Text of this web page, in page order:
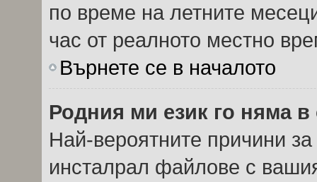
по време на летните
час от реалното местно
Върнете се в началото
Родния ми език го няма
Най-вероятните причини
инсталрал файлове с